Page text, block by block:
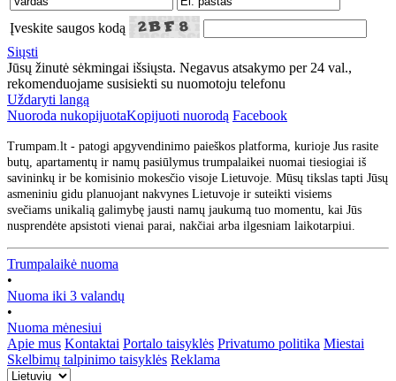
Įveskite saugos kodą
Siųsti
Jūsų žinutė sėkmingai išsiųsta. Negavus atsakymo per 24 val.,
rekomenduojame susisiekti su nuomotoju telefonu
Uždaryti langą
Nuoroda nukopijuotaKopijuoti nuorodą Facebook
Trumpam.lt - patogi apgyvendinimo paieškos platforma, kurioje Jus rasite
butų, apartamentų ir namų pasiūlymus trumpalaikei nuomai tiesiogiai iš
savininkų ir be komisinio mokesčio visoje Lietuvoje. Mūsų tikslas tapti Jūsų
asmeniniu gidu planuojant nakvynes Lietuvoje ir suteikti visiems
svečiams unikalią galimybę jausti namų jaukumą tuo momentu, kai Jūs
nusprendėte apsistoti vienai parai, nakčiai arba ilgesniam laikotarpiui.
Trumpalaikė nuoma
•
Nuoma iki 3 valandų
•
Nuoma mėnesiui
Apie mus Kontaktai Portalo taisyklės Privatumo politika Miestai
Skelbimų talpinimo taisyklės Reklama